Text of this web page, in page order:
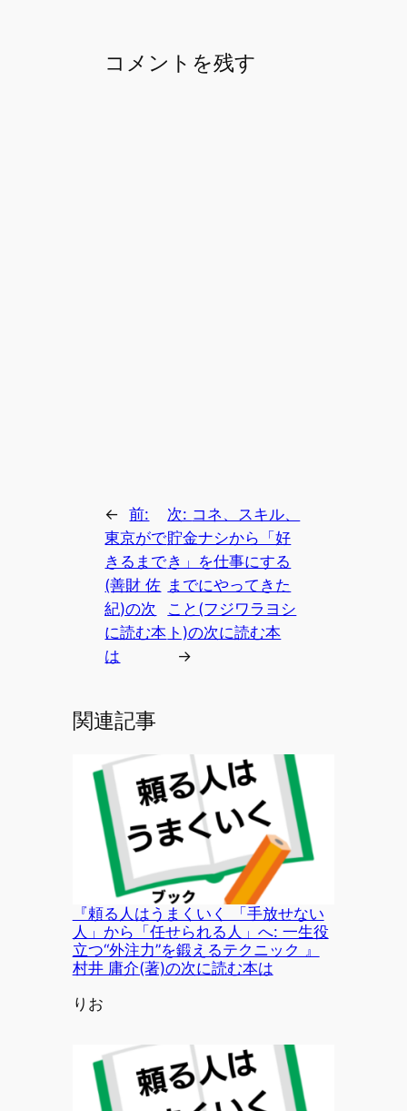
コメントを残す
←
前:
東京がで
きるまで
(善財 佐
紀)の次
に読む本
は
次: コネ、スキル、
貯金ナシから「好
き」を仕事にする
までにやってきた
こと(フジワラヨシ
ト)の次に読む本
→
関連記事
『頼る人はうまくいく 「手放せない
人」から「任せられる人」へ: 一生役
立つ“外注力”を鍛えるテクニック 』
村井 庸介(著)の次に読む本は
投稿者
りお